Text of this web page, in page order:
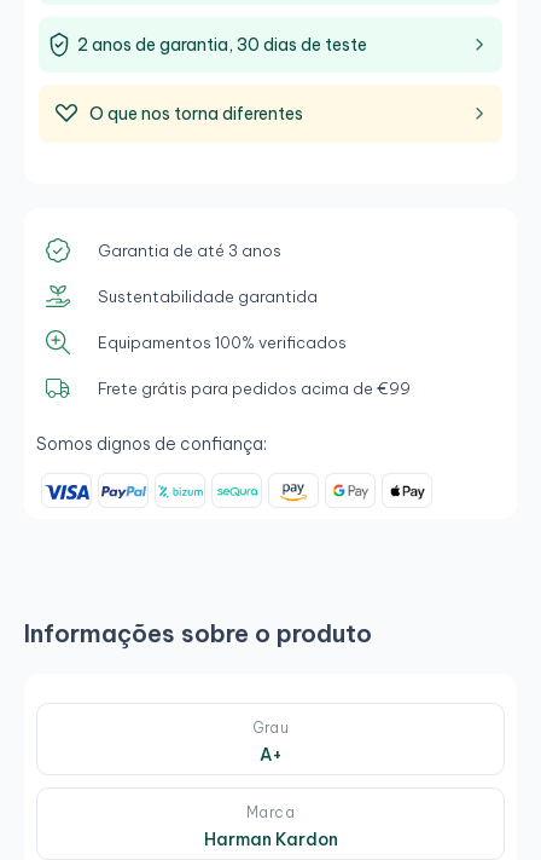
2 anos de garantia, 30 dias de teste
O que nos torna diferentes
Garantia de até 3 anos
Sustentabilidade garantida
Equipamentos 100% verificados
Frete grátis para pedidos acima de €99
Somos dignos de confiança:
Informações sobre o produto
Grau
A+
Marca
Harman Kardon